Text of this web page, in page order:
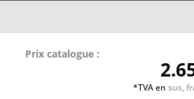
Prix catalogue :
*TVA en sus,